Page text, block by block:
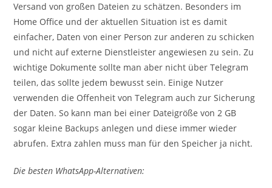
Versand von großen Dateien zu schätzen. Besonders im
Home Office und der aktuellen Situation ist es damit
einfacher, Daten von einer Person zur anderen zu schicken
und nicht auf externe Dienstleister angewiesen zu sein. Zu
wichtige Dokumente sollte man aber nicht über Telegram
teilen, das sollte jedem bewusst sein. Einige Nutzer
verwenden die Offenheit von Telegram auch zur Sicherung
der Daten. So kann man bei einer Dateigröße von 2 GB
sogar kleine Backups anlegen und diese immer wieder
abrufen. Extra zahlen muss man für den Speicher ja nicht.
Die besten WhatsApp-Alternativen: